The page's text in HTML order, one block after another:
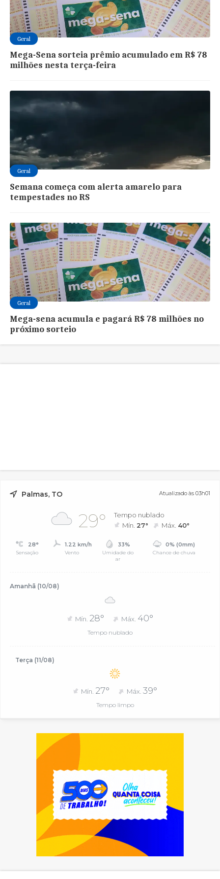
Geral
Mega-Sena sorteia prêmio acumulado em R$ 78
milhões nesta terça-feira
Geral
Semana começa com alerta amarelo para
tempestades no RS
Geral
Mega-sena acumula e pagará R$ 78 milhões no
próximo sorteio
Palmas, TO Atualizado às 03h01
29°
Tempo nublado
Mín. 27° Máx. 40°
28°
Sensação
1.22 km/h
Vento
33%
Umidade do
ar
0% (0mm)
Chance de chuva
Amanhã (10/08)
Mín. 28° Máx. 40°
Tempo nublado
Terça (11/08)
Mín. 27° Máx.39°
Tempo limpo